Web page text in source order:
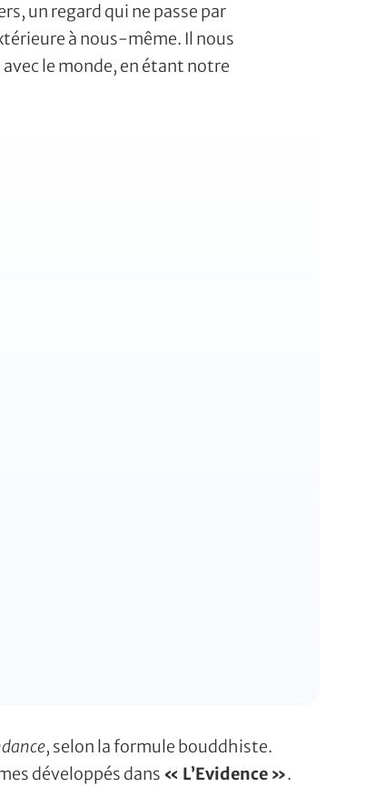
un regard qui ne passe par
à nous-même. Il nous
le monde, en étant notre
, selon la formule bouddhiste.
développés dans « L’Evidence ».